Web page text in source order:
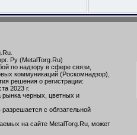
Ру (MetalTorg.Ru)
по надзору в сфере связи,
коммуникаций (Роскомнадзор),
решения о регистрации:
2023 г.
рынка черных, цветных и
с обязательной
на сайте MetalTorg.Ru, может